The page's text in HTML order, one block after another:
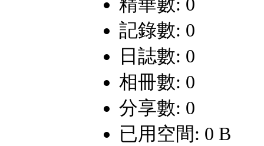
記錄數: 0
日誌數: 0
相冊數: 0
分享數: 0
已用空間: 0 B